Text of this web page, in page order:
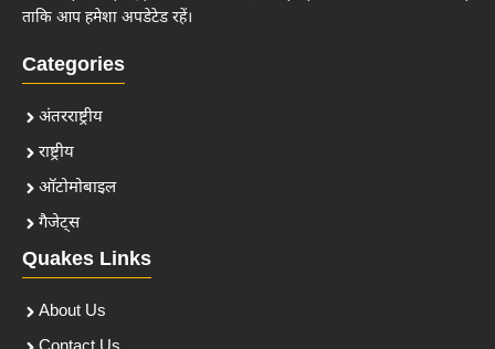
ताकि आप हमेशा अपडेटेड रहें।
Categories
अंतरराष्ट्रीय
राष्ट्रीय
ऑटोमोबाइल
गैजेट्स
Quakes Links
About Us